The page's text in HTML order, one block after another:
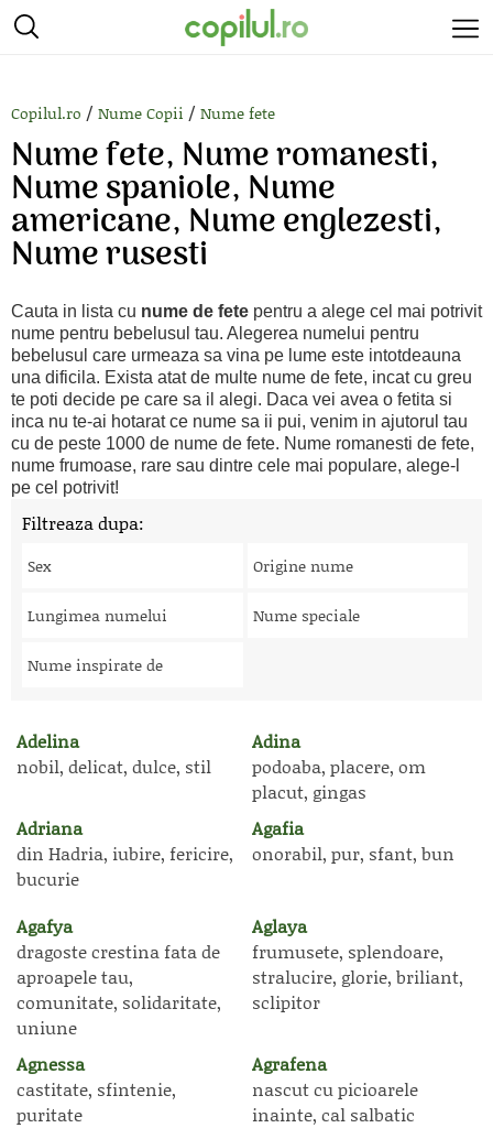
Copilul.ro / Nume Copii / Nume fete
Nume fete, Nume romanesti,
Nume spaniole, Nume
americane, Nume englezesti,
Nume rusesti
Cauta in lista cu nume de fete pentru a alege cel mai potrivit
nume pentru bebelusul tau. Alegerea numelui pentru
bebelusul care urmeaza sa vina pe lume este intotdeauna
una dificila. Exista atat de multe nume de fete, incat cu greu
te poti decide pe care sa il alegi. Daca vei avea o fetita si
inca nu te-ai hotarat ce nume sa ii pui, venim in ajutorul tau
cu de peste 1000 de nume de fete. Nume romanesti de fete,
nume frumoase, rare sau dintre cele mai populare, alege-l
pe cel potrivit!
Filtreaza dupa:
Sex Origine nume
Lungimea numelui Nume speciale
Nume inspirate de
Adelina
nobil, delicat, dulce, stil
Adina
podoaba, placere, om
placut, gingas
Adriana
din Hadria, iubire, fericire,
bucurie
Agafia
onorabil, pur, sfant, bun
Agafya
dragoste crestina fata de
aproapele tau,
comunitate, solidaritate,
uniune
Aglaya
frumusete, splendoare,
stralucire, glorie, briliant,
sclipitor
Agnessa
castitate, sfintenie,
puritate
Agrafena
nascut cu picioarele
inainte, cal salbatic